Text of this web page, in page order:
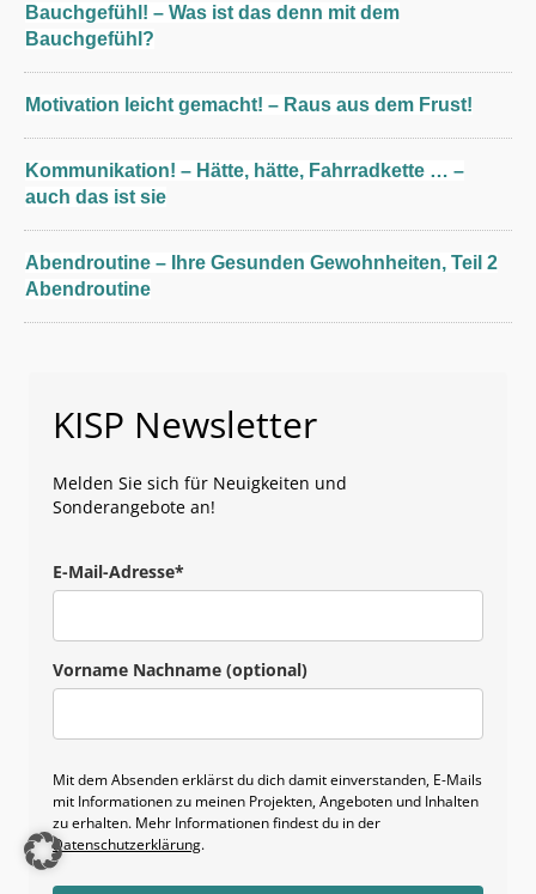
Bauchgefühl! – Was ist das denn mit dem
Bauchgefühl?
Motivation leicht gemacht! – Raus aus dem Frust!
Kommunikation! – Hätte, hätte, Fahrradkette … –
auch das ist sie
Abendroutine – Ihre Gesunden Gewohnheiten, Teil 2
Abendroutine
KISP Newsletter
Melden Sie sich für Neuigkeiten und
Sonderangebote an!
E-Mail-Adresse*
Vorname Nachname (optional)
Mit dem Absenden erklärst du dich damit einverstanden, E-Mails
mit Informationen zu meinen Projekten, Angeboten und Inhalten
zu erhalten. Mehr Informationen findest du in der
Datenschutzerklärung.